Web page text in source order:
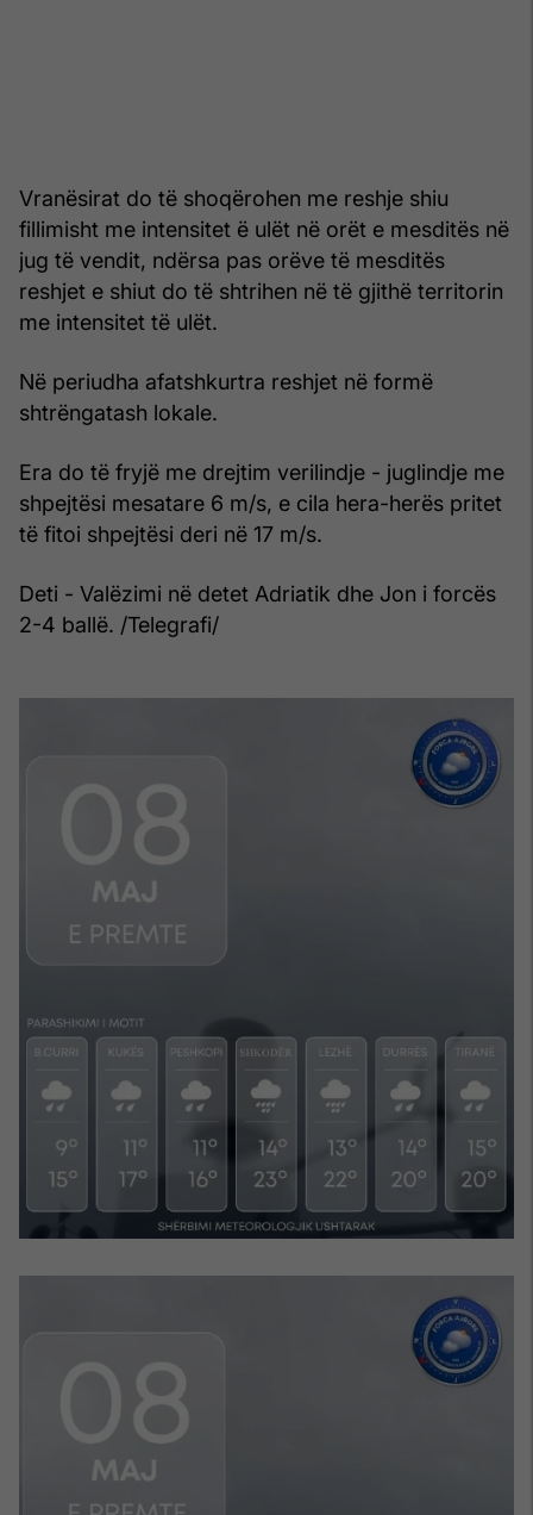
Vranësirat do të shoqërohen me reshje shiu
fillimisht me intensitet ë ulët në orët e mesditës në
jug të vendit, ndërsa pas orëve të mesditës
reshjet e shiut do të shtrihen në të gjithë territorin
me intensitet të ulët.
Në periudha afatshkurtra reshjet në formë
shtrëngatash lokale.
Era do të fryjë me drejtim verilindje - juglindje me
shpejtësi mesatare 6 m/s, e cila hera-herës pritet
të fitoi shpejtësi deri në 17 m/s.
Deti - Valëzimi në detet Adriatik dhe Jon i forcës
2-4 ballë. /Telegrafi/